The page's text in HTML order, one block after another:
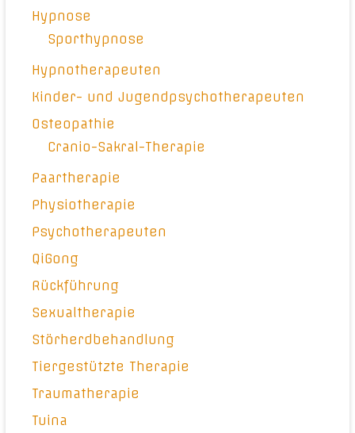
Hypnose
Sporthypnose
Hypnotherapeuten
Kinder- und Jugendpsychotherapeuten
Osteopathie
Cranio-Sakral-Therapie
Paartherapie
Physiotherapie
Psychotherapeuten
QiGong
Rückführung
Sexualtherapie
Störherdbehandlung
Tiergestützte Therapie
Traumatherapie
Tuina